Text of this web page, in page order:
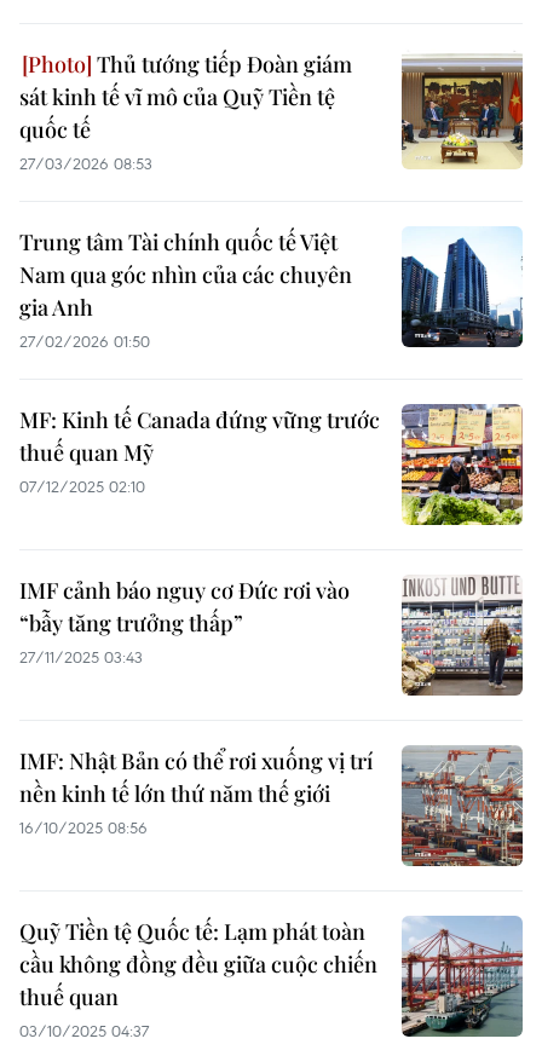
Thủ tướng tiếp Đoàn giám
sát kinh tế vĩ mô của Quỹ Tiền tệ
quốc tế
27/03/2026 08:53
Trung tâm Tài chính quốc tế Việt
Nam qua góc nhìn của các chuyên
gia Anh
27/02/2026 01:50
MF: Kinh tế Canada đứng vững trước
thuế quan Mỹ
07/12/2025 02:10
IMF cảnh báo nguy cơ Đức rơi vào
“bẫy tăng trưởng thấp”
27/11/2025 03:43
IMF: Nhật Bản có thể rơi xuống vị trí
nền kinh tế lớn thứ năm thế giới
16/10/2025 08:56
Quỹ Tiền tệ Quốc tế: Lạm phát toàn
cầu không đồng đều giữa cuộc chiến
thuế quan
03/10/2025 04:37